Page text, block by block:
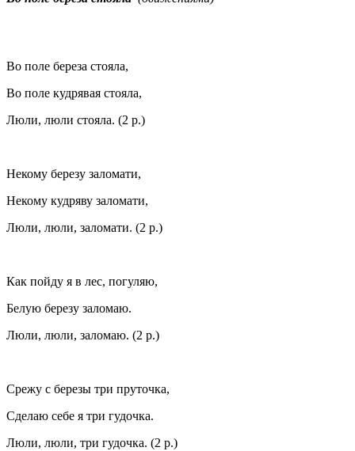
Во поле береза стояла,
Во поле кудрявая стояла,
Люли, люли стояла. (2 р.)
Некому березу заломати,
Некому кудряву заломати,
Люли, люли, заломати. (2 р.)
Как пойду я в лес, погуляю,
Белую березу заломаю.
Люли, люли, заломаю. (2 р.)
Срежу с березы три пруточка,
Сделаю себе я три гудочка.
Люли, люли, три гудочка. (2 р.)